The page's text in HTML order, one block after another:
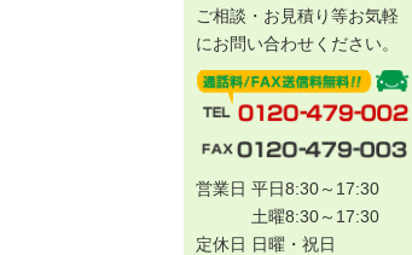
ご相談・お見積り等お気軽
にお問い合わせください。
営業日 平日8:30～17:30
土曜8:30～17:30
定休日 日曜・祝日